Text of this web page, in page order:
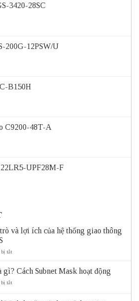
3420-28SC
200G-12PSW/U
B150H
C9200-48T-A
UPF28M-F
và lợi ích của hệ thống giao thông
tắtở
gì?
Vai
gì? Cách Subnet Mask hoạt động
tắtở